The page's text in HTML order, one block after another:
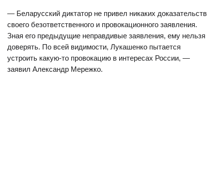
— Беларусский диктатор не привел никаких доказательств
своего безответственного и провокационного заявления.
Зная его предыдущие неправдивые заявления, ему нельзя
доверять. По всей видимости, Лукашенко пытается
устроить какую-то провокацию в интересах России, —
заявил Александр Мережко.